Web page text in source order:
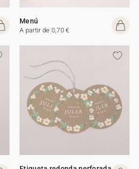
Menú
A partir de 0,70 €